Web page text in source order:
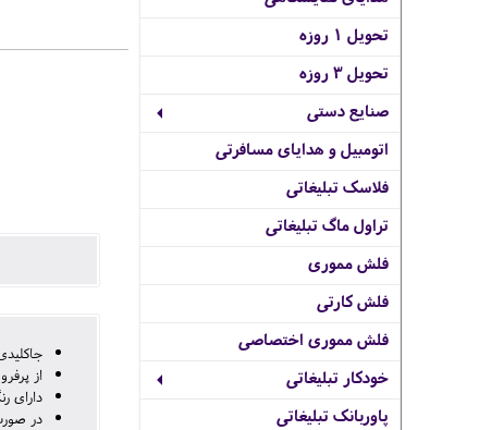
تحویل 1 روزه
تحویل 3 روزه
صنایع دستی
اتومبیل و هدایای مسافرتی
فلاسک تبلیغاتی
تراول ماگ تبلیغاتی
فلش مموری
فلش کارتی
فلش مموری اختصاصی
خودکار تبلیغاتی
پاوربانک تبلیغاتی
از
دارای
در صورت نیاز به